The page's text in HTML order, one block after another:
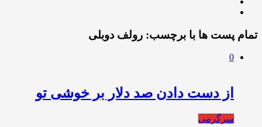
تمام پست ها با برچسب: رولف دوبلی
0
از دست دادن صد دلار بر خوشی تو
سرگرمی